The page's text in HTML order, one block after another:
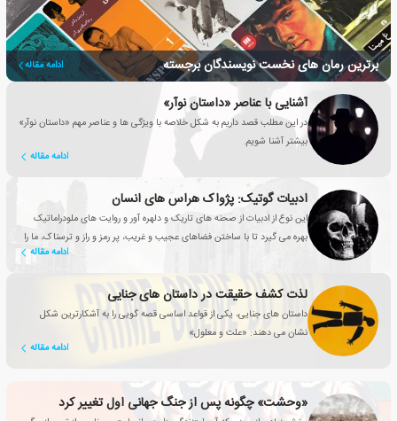
برترین رمان های نخست نویسندگان برجسته ادامه مقاله
آشنایی با عناصر «داستان نوآر»
در این مطلب قصد داریم به شکل خلاصه با ویژگی ها و عناصر مهم «داستان نوآر»
بیشتر آشنا شویم.
ادامه مقاله
ادبیات گوتیک: پژواک هراس های انسان
این نوع از ادبیات از صحنه های تاریک و دلهره آور و روایت های ملودراماتیک
بهره می گیرد تا با ساختن فضاهای عجیب و غریب، پر رمز و راز و ترسناک، ما را
ادامه مقاله
لذت کشف حقیقت در داستان های جنایی
داستان های جنایی، یکی از قواعد اساسی قصه گویی را به آشکارترین شکل
نشان می دهند: «علت و معلول»
ادامه مقاله
«وحشت» چگونه پس از جنگ جهانی اول تغییر کرد